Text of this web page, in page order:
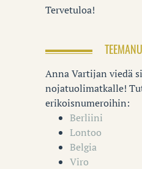
Tervetuloa!
Anna Vartijan viedä
nojatuolimatkalle!
erikoisnumeroihin:
Berliini
Lontoo
Belgia
Viro